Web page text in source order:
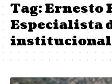
Tag:Ernesto
Especialista
institucional